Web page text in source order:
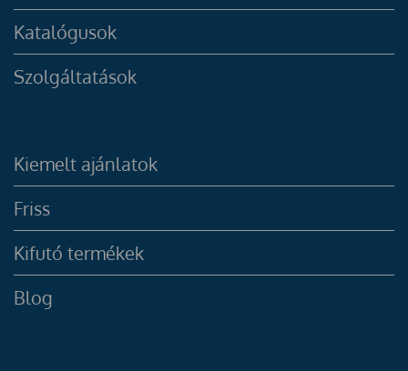
Katalógusok
Szolgáltatások
Kiemelt ajánlatok
Friss
Kifutó termékek
Blog